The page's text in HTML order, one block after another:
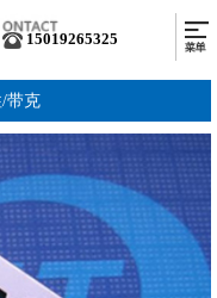
15019265325
带克